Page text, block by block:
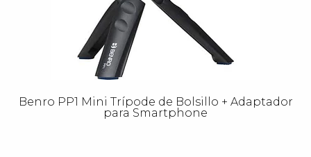
Benro PP1 Mini Trípode de Bolsillo + Adaptador
para Smartphone